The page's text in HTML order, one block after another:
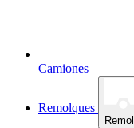
Camiones
Remolques